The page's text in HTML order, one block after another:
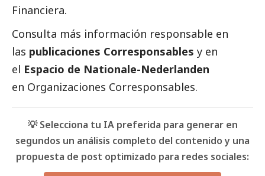
Financiera.
Consulta más información responsable en
las publicaciones Corresponsables y en
el Espacio de Nationale-Nederlanden
en Organizaciones Corresponsables.
💡 Selecciona tu IA preferida para generar en
segundos un análisis completo del contenido y una
propuesta de post optimizado para redes sociales: